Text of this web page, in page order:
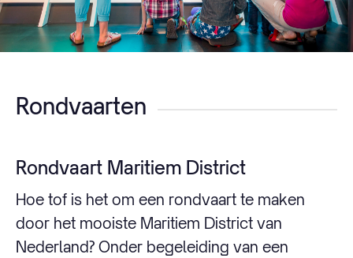
Rondvaarten
Rondvaart Maritiem District
Hoe tof is het om een rondvaart te maken
door het mooiste Maritiem District van
Nederland? Onder begeleiding van een